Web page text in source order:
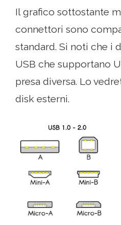
Il grafico sottostante
connettori sono
standard. Si noti che i
USB che supportano
presa diversa. Lo
disk esterni.